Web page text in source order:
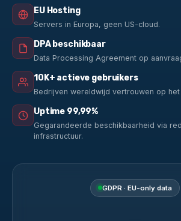
EU Hosting
Servers in Europa, geen US-cloud.
DPA beschikbaar
Data Processing Agreement op
10K+ actieve gebruikers
Bedrijven wereldwijd vertrouwen op
Uptime 99,99%
Gegarandeerde beschikbaarheid via
infrastructuur.
GDPR · EU-only data